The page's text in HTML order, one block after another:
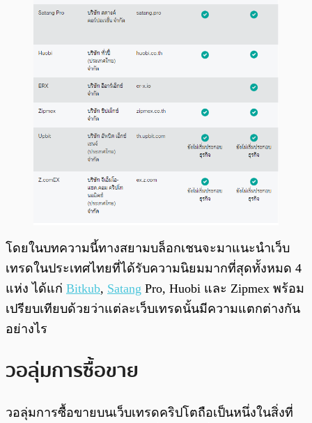
โดยในบทความนี้ทางสยามบล็อกเชนจะมาแนะนำเว็บ
เทรดในประเทศไทยที่ได้รับความนิยมมากที่สุดทั้งหมด 4
แห่ง ได้แก่ Bitkub, Satang Pro, Huobi และ Zipmex พร้อม
เปรียบเทียบด้วยว่าแต่ละเว็บเทรดนั้นมีความแตกต่างกัน
อย่างไร
วอลุ่มการซื้อขาย
วอลุ่มการซื้อขายบนเว็บเทรดคริปโตถือเป็นหนึ่งในสิ่งที่